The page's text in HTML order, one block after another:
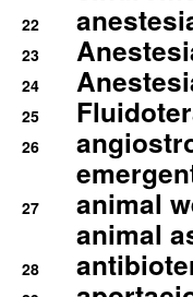
22
23
24
25
26
27
animal
animal
28